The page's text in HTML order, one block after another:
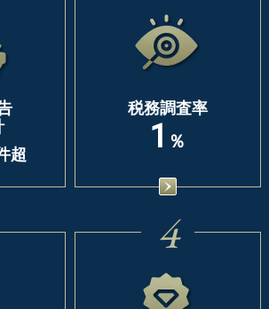
超
税務調査率
1 ％
4